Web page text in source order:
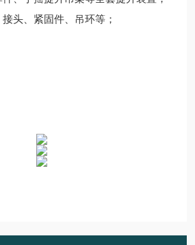
头、紧固件、吊环等；